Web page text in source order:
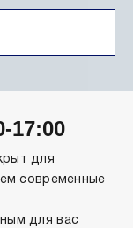
17:00
для
современные
для вас